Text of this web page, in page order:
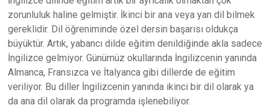
zorunluluk haline gelmiştir. İkinci bir ana veya yan dil bilmek
gereklidir. Dil öğreniminde özel dersin başarısı oldukça
büyüktür. Artık, yabancı dilde eğitim denildiğinde akla sadece
İngilizce gelmiyor. Günümüz okullarında İngilizcenin yanında
Almanca, Fransızca ve İtalyanca gibi dillerde de eğitim
veriliyor. Bu diller İngilizcenin yanında ikinci bir dil olarak ya
da ana dil olarak da programda işlenebiliyor.